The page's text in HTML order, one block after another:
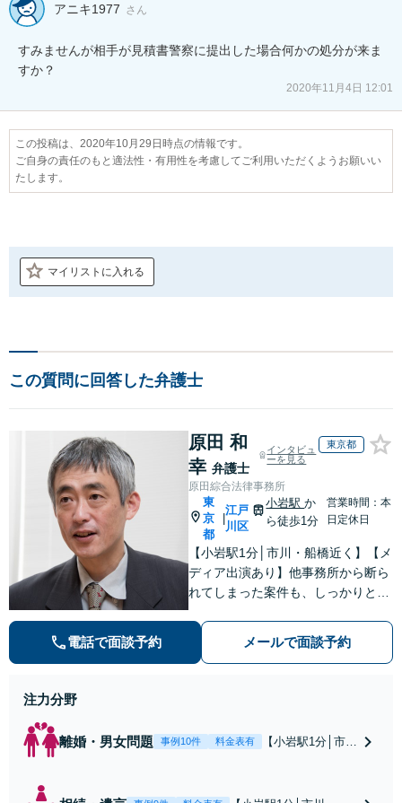
アニキ1977 さん
すみませんが相手が見積書警察に提出した場合何かの処分が来ま
すか？
2020年11月4日 12:01
この投稿は、2020年10月29日時点の情報です。
ご自身の責任のもと適法性・有用性を考慮してご利用いただくようお願いい
たします。
マイリストに入れる
この質問に回答した弁護士
原田 和
幸 弁護士
インタビュ
ーを見る
東京都
原田綜合法律事務所
東
京
都
|
江戸
川区
小岩駅か
ら徒歩1分
営業時間：本
日定休日
【小岩駅1分│市川・船橋近く】【メ
ディア出演あり】他事務所から断ら
れてしまった案件も、しっかりと面
【解決実績約1000件】豊富な離婚調
停・裁判実績あり【不動産業界出
電話で面談予約 メールで面談予約
注力分野
離婚・男女問題 事例10件 料金表有
【小岩駅1分│市
回避、裁判提起前